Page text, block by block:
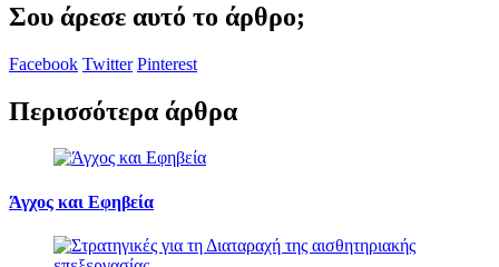
Σου άρεσε αυτό το άρθρο;
Facebook Twitter Pinterest
Περισσότερα άρθρα
Άγχος και Εφηβεία